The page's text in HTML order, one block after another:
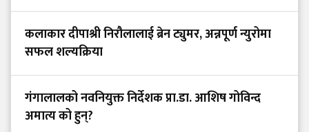
कलाकार दीपाश्री निरौलालाई ब्रेन ट्युमर, अन्नपूर्ण न्युरोमा
सफल शल्यक्रिया
गंगालालको नवनियुक्त निर्देशक प्रा.डा. आशिष गोविन्द
अमात्य को हुन्?